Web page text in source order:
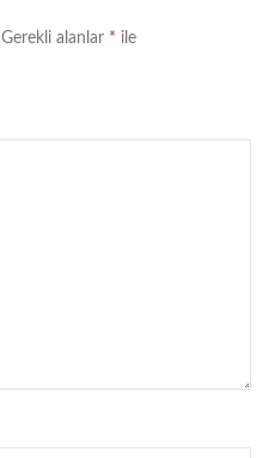
Gerekli alanlar * ile